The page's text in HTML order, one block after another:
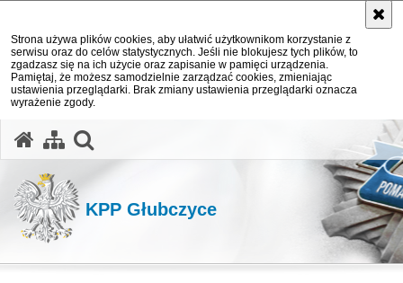
Strona używa plików cookies, aby ułatwić użytkownikom korzystanie z
serwisu oraz do celów statystycznych. Jeśli nie blokujesz tych plików, to
zgadzasz się na ich użycie oraz zapisanie w pamięci urządzenia.
Pamiętaj, że możesz samodzielnie zarządzać cookies, zmieniając
ustawienia przeglądarki. Brak zmiany ustawienia przeglądarki oznacza
wyrażenie zgody.
KPP Głubczyce